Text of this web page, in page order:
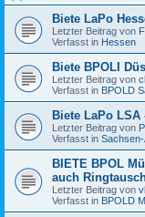
Biete LaPo
Letzter Beitrag von
Verfasst in Hessen
Biete BPOLI
Letzter Beitrag von
Verfasst in BPOLD
Biete LaPo LSA
Letzter Beitrag von
Verfasst in
BIETE BPOL
auch
Letzter Beitrag von
Verfasst in BPOLD